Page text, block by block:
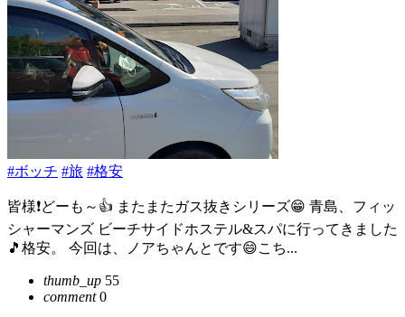
#ボッチ #旅 #格安
皆様❗どーも～👍 またまたガス抜きシリーズ😁 青島、フィッ
シャーマンズ ビーチサイドホステル&スパに行ってきました
🎵格安。 今回は、ノアちゃんとです😄こち...
thumb_up 55
comment0